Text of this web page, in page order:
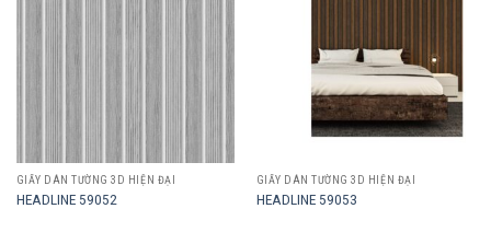
GIẤY DÁN TƯỜNG 3D HIỆN ĐẠI
HEADLINE 59052
GIẤY DÁN TƯỜNG 3D HIỆN ĐẠI
HEADLINE 59053